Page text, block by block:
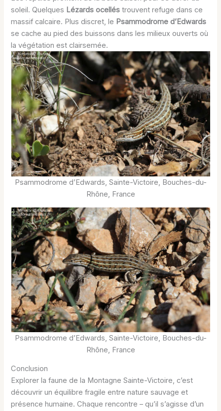
soleil. Quelques Lézards ocellés trouvent refuge dans ce
massif calcaire. Plus discret, le Psammodrome d’Edwards
se cache au pied des buissons dans les milieux ouverts où
la végétation est clairsemée.
Psammodrome d’Edwards, Sainte-Victoire, Bouches-du-
Rhône, France
Psammodrome d’Edwards, Sainte-Victoire, Bouches-du-
Rhône, France
Conclusion
Explorer la faune de la Montagne Sainte-Victoire, c’est
découvrir un équilibre fragile entre nature sauvage et
présence humaine. Chaque rencontre – qu’il s’agisse d’un